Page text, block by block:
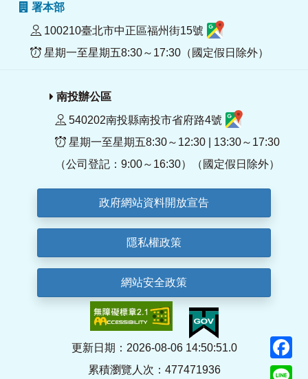
署本部
100210臺北市中正區福州街15號
星期一至星期五8:30～17:30（國定假日除外）
南投辦公區
540202南投縣南投市省府路4號
星期一至星期五8:30～12:30 | 13:30～17:30
（公司登記：9:00～16:30）（國定假日除外）
政府網站資料開放宣告
隱私權政策
網站安全政策
更新日期：2026-08-06 14:50:51.0
累積瀏覽人次：477471936